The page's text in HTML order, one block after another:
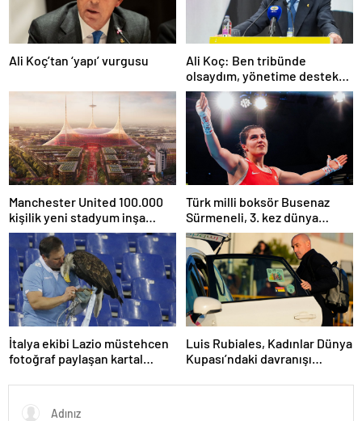
Ali Koç’tan ‘yapı’ vurgusu
Ali Koç: Ben tribünde
olsaydım, yönetime destek
olurdum
Manchester United 100.000
kişilik yeni stadyum inşa
etmeyi planlıyor
Türk milli boksör Busenaz
Sürmeneli, 3. kez dünya
şampiyonu oldu
İtalya ekibi Lazio müstehcen
fotoğraf paylaşan kartal
Luis Rubiales, Kadınlar Dünya
Kupası’ndaki davranışı
suçlu bulundu